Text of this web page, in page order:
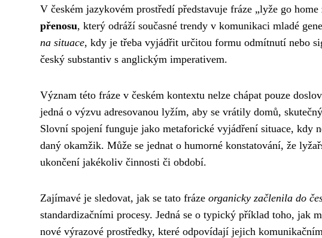
V českém jazykovém prostředí představuje fráze „lyže go
přenosu, který odráží současné trendy v komunikaci mladé
na situace, kdy je třeba vyjádřit určitou formu odmítnutí nebo
český substantiv s anglickým imperativem.
Význam této fráze v českém kontextu nelze chápat pouze
jedná o výzvu adresovanou lyžím, aby se vrátily domů, skutečný
Slovní spojení funguje jako metaforické vyjádření situace, kdy
daný okamžik. Může se jednat o humorné konstatování, že
ukončení jakékoliv činnosti či období.
Zajímavé je sledovat, jak se tato fráze organicky začlenila do
standardizačními procesy. Jedná se o typický příklad toho, jak
nové výrazové prostředky, které odpovídají jejich